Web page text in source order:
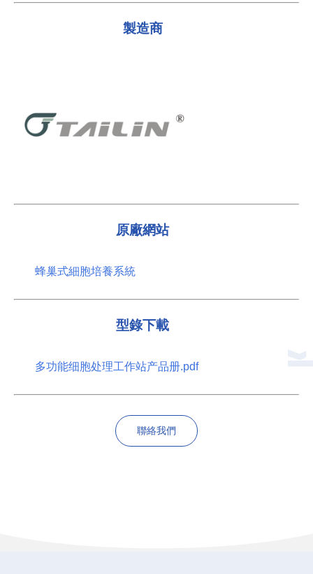
製造商
原廠網站
蜂巢式細胞培養系統
型錄下載
多功能细胞处理工作站产品册.pdf
聯絡我們